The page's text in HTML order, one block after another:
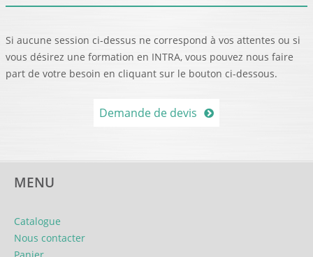
Si aucune session ci-dessus ne correspond à vos attentes ou si
vous désirez une formation en INTRA, vous pouvez nous faire
part de votre besoin en cliquant sur le bouton ci-dessous.
Demande de devis
MENU
Catalogue
Nous contacter